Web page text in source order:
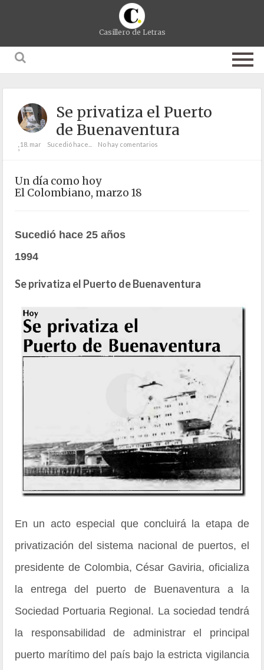
Casillero de Letras
Se privatiza el Puerto
de Buenaventura
;18. mar Sucedió hace... No hay comentarios
Un día como hoy
El Colombiano, marzo 18
Sucedió hace 25 años
1994
Se privatiza el Puerto de Buenaventura
En un acto especial que concluirá la etapa de
privatización del sistema nacional de puertos, el
presidente de Colombia, César Gaviria, oficializa
la entrega del puerto de Buenaventura a la
Sociedad Portuaria Regional. La sociedad tendrá
la responsabilidad de administrar el principal
puerto marítimo del país bajo la estricta vigilancia